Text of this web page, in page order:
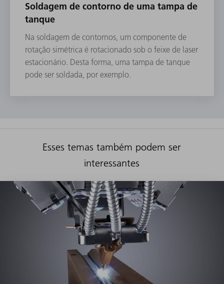
Soldagem de contorno de uma tampa de
tanque
Na soldagem de contornos, um componente de
rotação simétrica é rotacionado sob o feixe de laser
estacionário. Desta forma, uma tampa de tanque
pode ser soldada, por exemplo.
Esses temas também podem ser
interessantes